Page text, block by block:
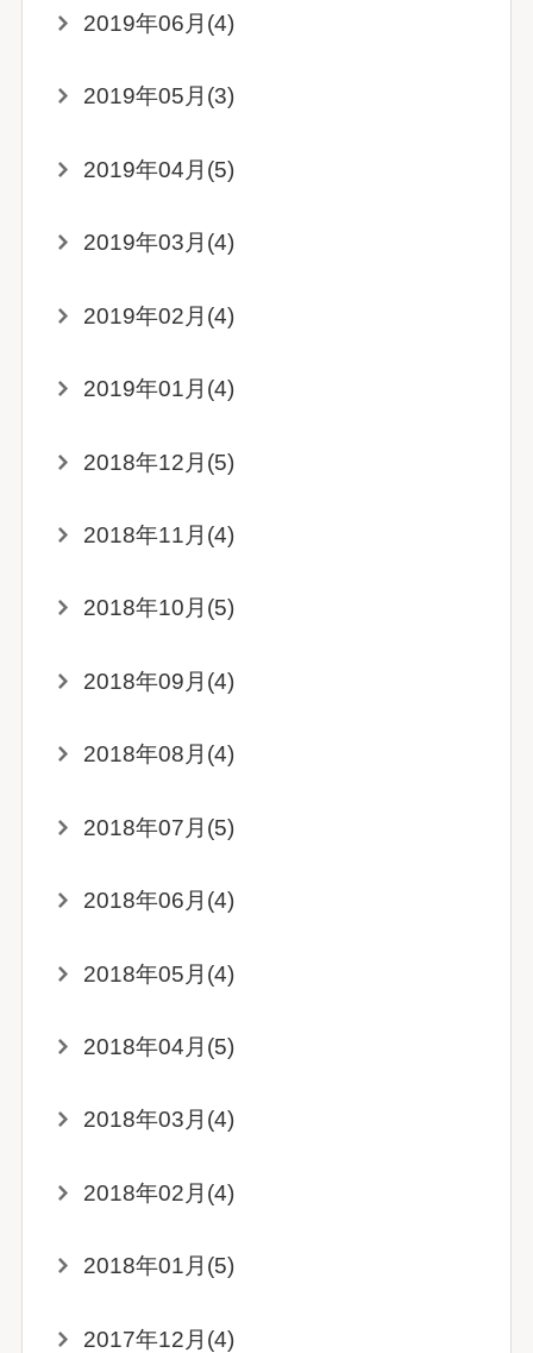
2019年06月(4)
2019年05月(3)
2019年04月(5)
2019年03月(4)
2019年02月(4)
2019年01月(4)
2018年12月(5)
2018年11月(4)
2018年10月(5)
2018年09月(4)
2018年08月(4)
2018年07月(5)
2018年06月(4)
2018年05月(4)
2018年04月(5)
2018年03月(4)
2018年02月(4)
2018年01月(5)
2017年12月(4)